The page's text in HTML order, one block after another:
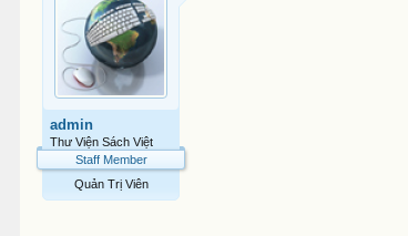
admin
Thư Viện Sách Việt
Staff Member
Quản Trị Viên